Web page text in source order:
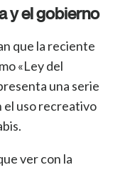
y el gobierno
que la reciente
«Ley del
una serie
el uso recreativo
ver con la